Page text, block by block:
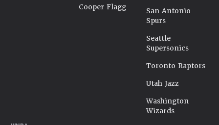
Cooper Flagg
San Antonio
Spurs
Seattle
Supersonics
Toronto Raptors
Utah Jazz
Washington
Wizards